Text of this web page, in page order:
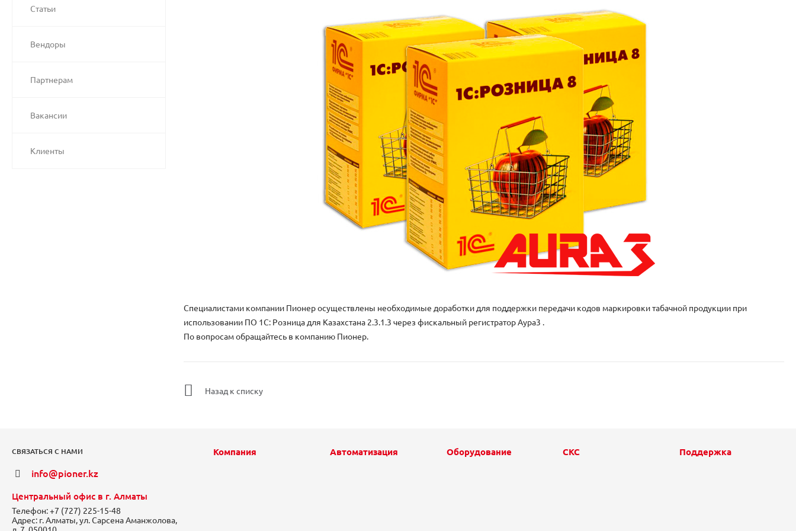
Статьи
Вендоры
Партнерам
Вакансии
Клиенты
Специалистами компании Пионер осуществлены необходимые доработки для поддержки передачи кодов маркировки табачной продукции при
использовании ПО 1С: Розница для Казахстана 2.3.1.3 через фискальный регистратор Аура3 .
По вопросам обращайтесь в компанию Пионер.
Назад к списку
СВЯЗАТЬСЯ С НАМИ
info@pioner.kz
Центральный офис в г. Алматы
Телефон:+7 (727) 225-15-48
Адрес: г. Алматы, ул. Сарсена Аманжолова,
Компания Автоматизация Оборудование СКС Поддержка